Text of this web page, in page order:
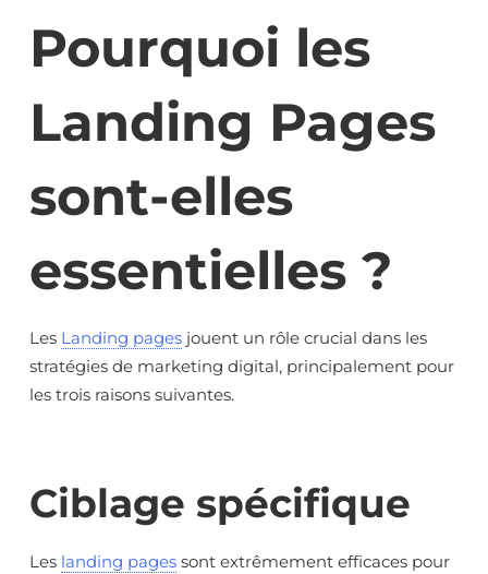
Pourquoi les
Landing Pages
sont-elles
essentielles ?
Les Landing pages jouent un rôle crucial dans les
stratégies de marketing digital, principalement pour
les trois raisons suivantes.
Ciblage spécifique
Les landing pages sont extrêmement efficaces pour